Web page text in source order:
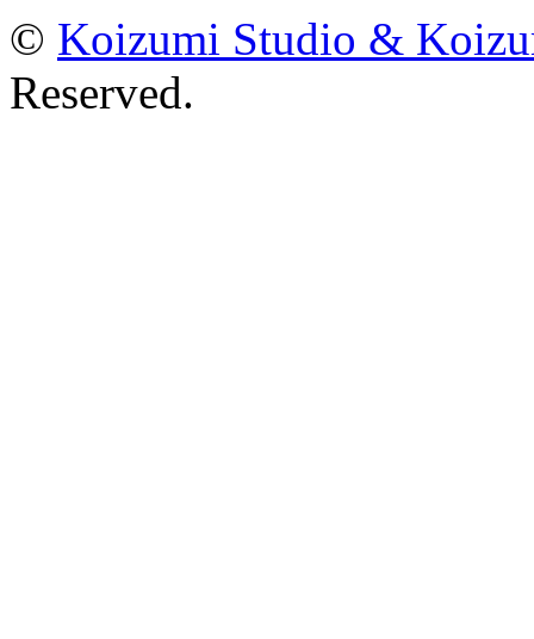
© Koizumi Studio &
Reserved.